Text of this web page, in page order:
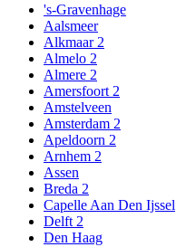
's-Gravenhage
Aalsmeer
Alkmaar 2
Almelo 2
Almere 2
Amersfoort 2
Amstelveen
Amsterdam 2
Apeldoorn 2
Arnhem 2
Assen
Breda 2
Capelle Aan Den Ijssel
Delft 2
Den Haag